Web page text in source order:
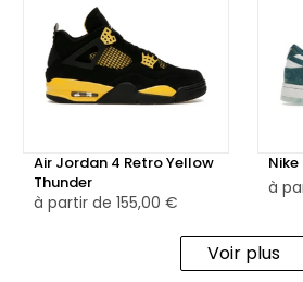
Air Jordan 4 Retro Yellow
Thunder
à partir de 155,00 €
à
Voir plus